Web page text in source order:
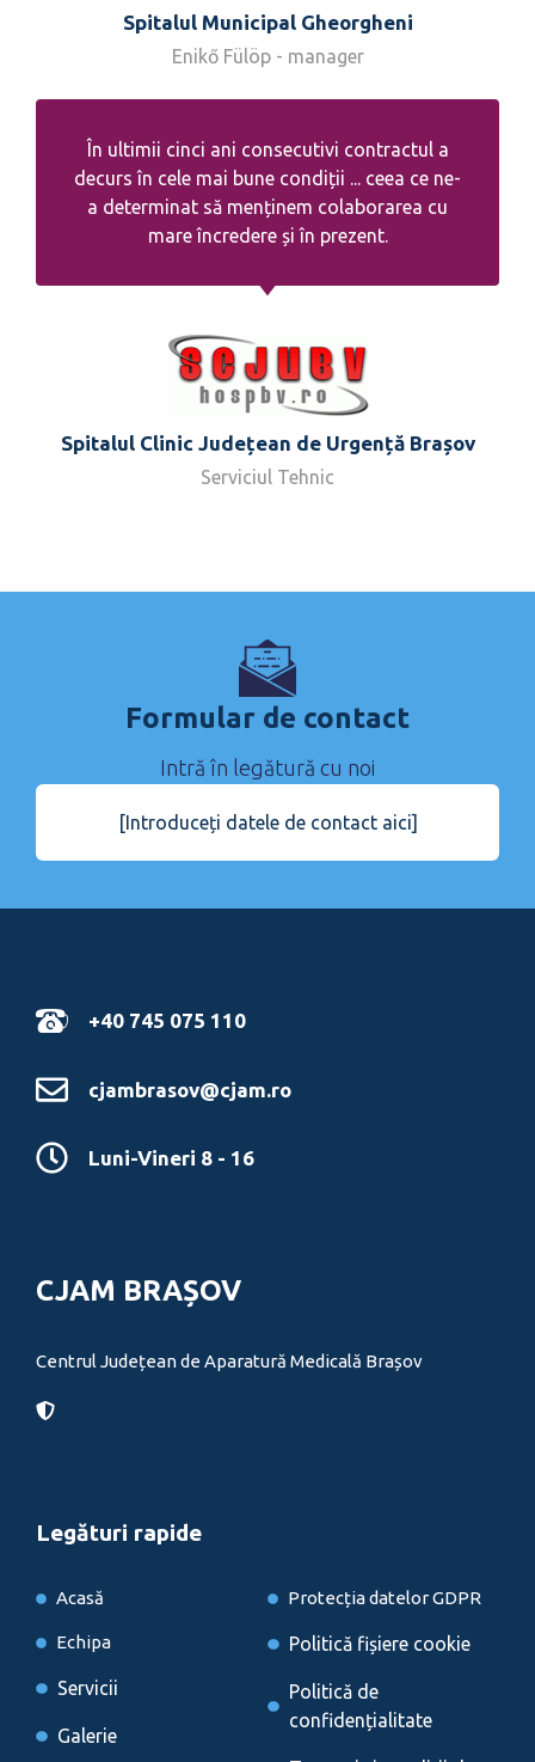
Spitalul Municipal Gheorgheni
Enikő Fülöp - manager
În ultimii cinci ani consecutivi contractul a
decurs în cele mai bune condiții ... ceea ce ne-
a determinat să menținem colaborarea cu
mare încredere și în prezent.
Spitalul Clinic Județean de Urgență Brașov
Serviciul Tehnic
Formular de contact
Intră în legătură cu noi
[Introduceți datele de contact aici]
+40 745 075 110
cjambrasov@cjam.ro
Luni-Vineri 8 - 16
CJAM BRAȘOV
Centrul Județean de Aparatură Medicală Brașov
Legături rapide
Acasă
Echipa
Servicii
Galerie
Protecția datelor GDPR
Politică fișiere cookie
Politică de
confidențialitate